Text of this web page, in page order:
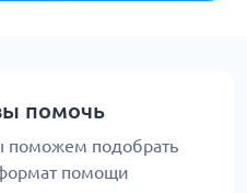
помочь
поможем подобрать
помощи